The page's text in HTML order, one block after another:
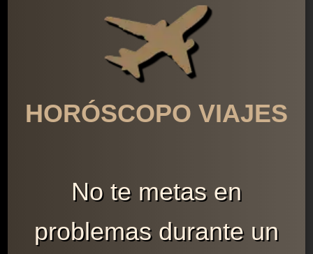
HORÓSCOPO VIAJES
No te metas en
problemas durante un